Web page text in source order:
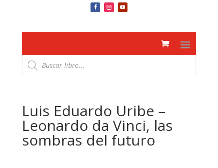
Búsqueda
de
productos
Luis Eduardo Uribe –
Leonardo da Vinci, las
sombras del futuro